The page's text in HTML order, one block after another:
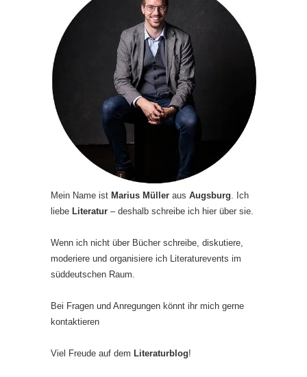
Mein Name ist Marius Müller aus Augsburg . Ich
liebe Literatur – deshalb schreibe ich hier über sie.
Wenn ich nicht über Bücher schreibe, diskutiere,
moderiere und organisiere ich Literaturevents im
süddeutschen Raum.
Bei Fragen und Anregungen könnt ihr mich gerne
kontaktieren
Viel Freude auf dem Literaturblog!